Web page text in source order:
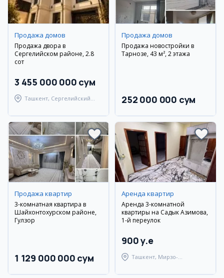
Продажа домов
Продажа двора в
Сергелийском районе, 2.8
сот
3 455 000 000 сум
Ташкент, Сергелийский
Продажа домов
Продажа новостройки в
Тарнозе, 43 м², 2 этажа
252 000 000 сум
Продажа квартир
3-комнатная квартира в
Шайхонтохурском районе,
Гулзор
1 129 000 000 сум
Аренда квартир
Аренда 3-комнатной
квартиры на Садык Азимова,
1-й переулок
900 y.e
Ташкент, Мирзо-